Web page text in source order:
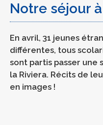
Notre séjour à
En avril, 31 jeunes
différentes, tous
sont partis passer une
la Riviera. Récits de
en images !